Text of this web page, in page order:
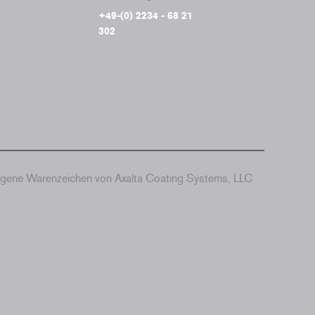
+49-(0) 2234 - 68 21
302
Warenzeichen von Axalta Coating Systems, LLC